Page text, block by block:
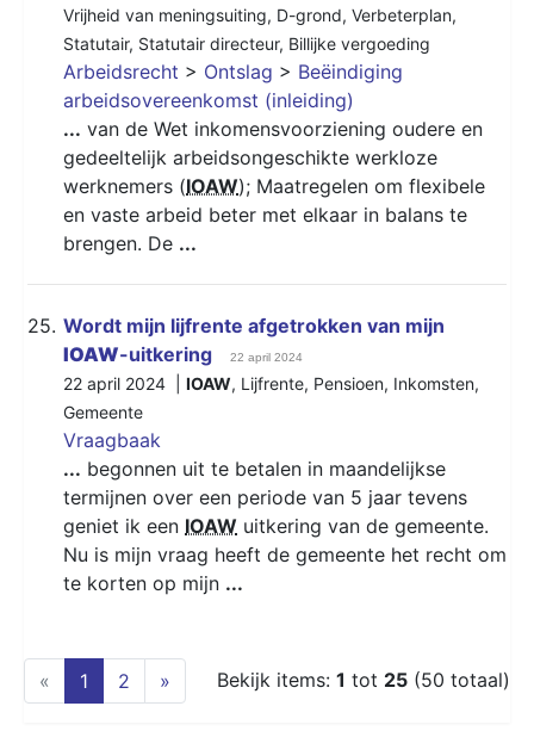
Vrijheid van meningsuiting, D-grond, Verbeterplan,
Statutair, Statutair directeur, Billijke vergoeding
Arbeidsrecht > Ontslag > Beëindiging
arbeidsovereenkomst (inleiding)
... van de Wet inkomensvoorziening oudere en
gedeeltelijk arbeidsongeschikte werkloze
werknemers (IOAW); Maatregelen om flexibele
en vaste arbeid beter met elkaar in balans te
brengen. De ...
25. Wordt mijn lijfrente afgetrokken van mijn
IOAW-uitkering 22 april 2024
22 april 2024 | IOAW, Lijfrente, Pensioen, Inkomsten,
Gemeente
Vraagbaak
... begonnen uit te betalen in maandelijkse
termijnen over een periode van 5 jaar tevens
geniet ik een IOAW uitkering van de gemeente.
Nu is mijn vraag heeft de gemeente het recht om
te korten op mijn ...
« 1 (current)
2 » Bekijk items: 1 tot 25 (50 totaal)